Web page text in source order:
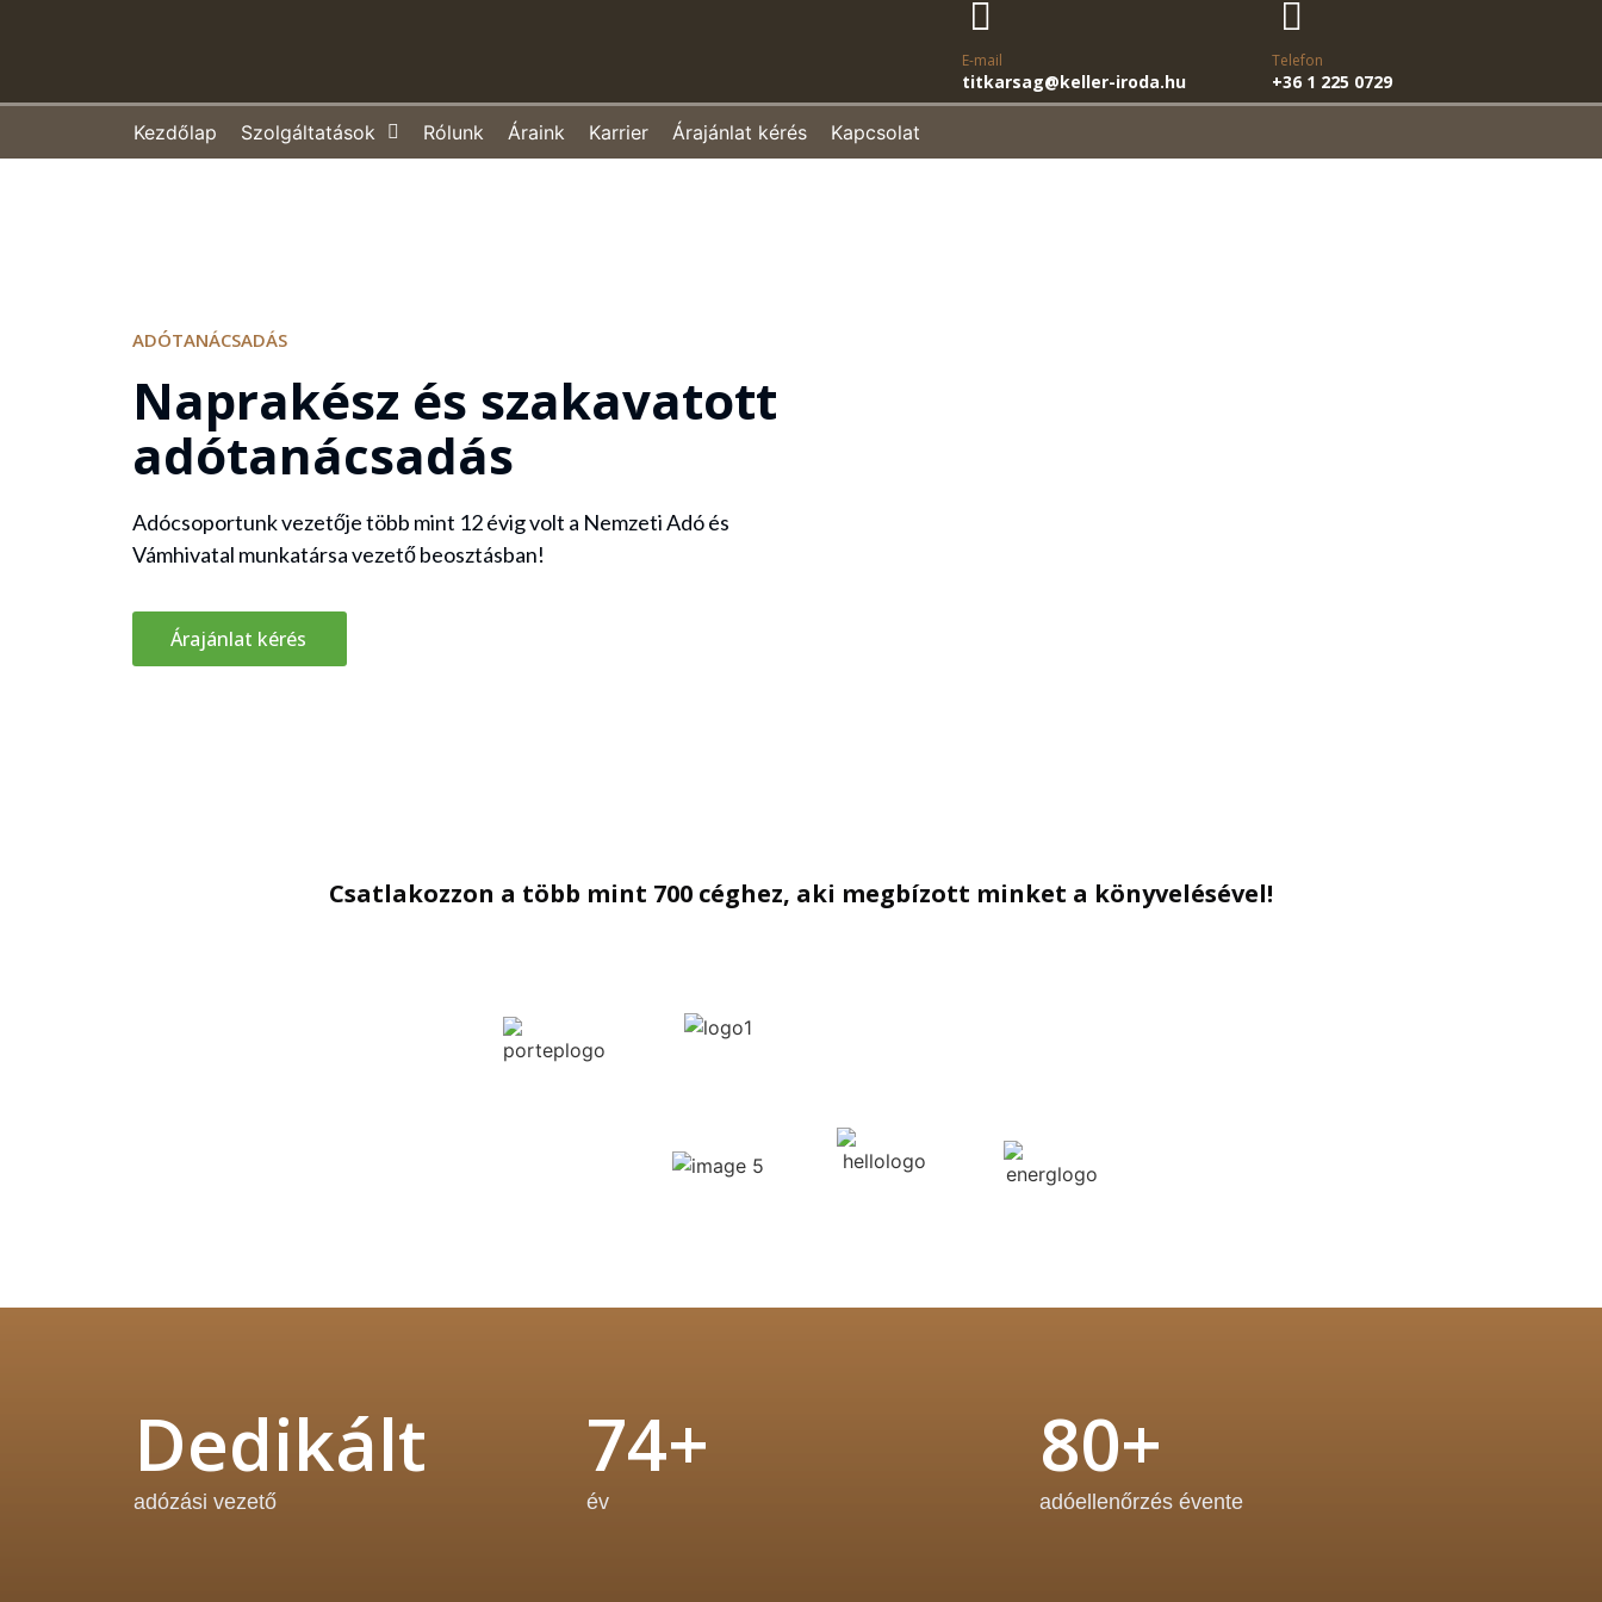
E-mail
titkarsag@keller-iroda.hu
Telefon
+36 1 225 0729
Kezdőlap Szolgáltatások Rólunk Áraink Karrier Árajánlat kérés Kapcsolat
ADÓTANÁCSADÁS
Naprakész és szakavatott
adótanácsadás
Adócsoportunk vezetője több mint 12 évig volt a Nemzeti Adó és
Vámhivatal munkatársa vezető beosztásban!
Árajánlat kérés
Csatlakozzon a több mint 700 céghez, aki megbízott minket a könyvelésével!
Dedikált
adózási vezető
74+
év
80+
adóellenőrzés évente